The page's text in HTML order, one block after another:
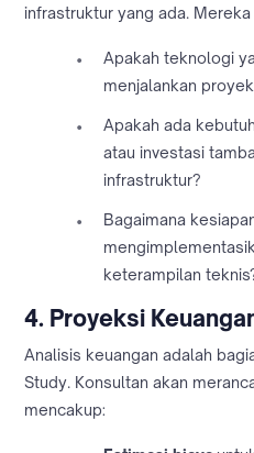
infrastruktur yang ada.
Apakah teknologi
menjalankan
Apakah ada
atau investasi
infrastruktur?
Bagaimana
keterampilan
4. Proyeksi
Analisis keuangan adalah
Study. Konsultan akan
mencakup: